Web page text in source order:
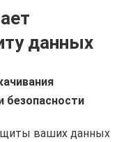
данных
ваших данных